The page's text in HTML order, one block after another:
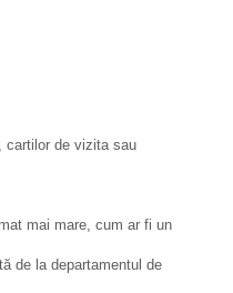
cartilor de vizita sau
mai mare, cum ar fi un
de la departamentul de